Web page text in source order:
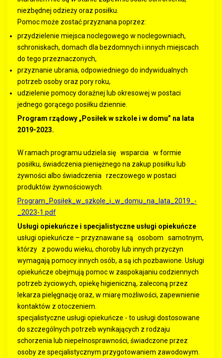
niezbędnej odzieży oraz posiłku.
Pomoc może zostać przyznana poprzez:
przydzielenie miejsca noclegowego w noclegowniach,
schroniskach, domach dla bezdomnych i innych miejscach
do tego przeznaczonych,
przyznanie ubrania, odpowiedniego do indywidualnych
potrzeb osoby oraz pory roku,
udzielenie pomocy doraźnej lub okresowej w postaci
jednego gorącego posiłku dziennie.
Program rządowy „Posiłek w szkole i w domu” na lata
2019-2023.
W ramach programu udziela się wsparcia w formie
posiłku, świadczenia pieniężnego na zakup posiłku lub
żywności albo świadczenia rzeczowego w postaci
produktów żywnościowych.
Program_Posiłek_w_szkole_i_w_domu_na_lata_2019_-
_2023-1.pdf
Usługi opiekuńcze i specjalistyczne usługi opiekuńcze
usługi opiekuńcze – przyznawane są osobom samotnym,
którzy z powodu wieku, choroby lub innych przyczyn
wymagają pomocy innych osób, a są ich pozbawione. Usługi
opiekuńcze obejmują pomoc w zaspokajaniu codziennych
potrzeb życiowych, opiekę higieniczną, zaleconą przez
lekarza pielęgnację oraz, w miarę możliwości, zapewnienie
kontaktów z otoczeniem.
specjalistyczne usługi opiekuńcze - to usługi dostosowane
do szczególnych potrzeb wynikających z rodzaju
schorzenia lub niepełnosprawności, świadczone przez
osoby ze specjalistycznym przygotowaniem zawodowym.